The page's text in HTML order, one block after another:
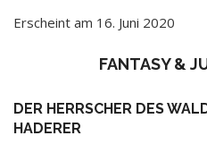
Erscheint am 16. Juni 2020
FANTASY &
DER HERRSCHER DES
HADERER